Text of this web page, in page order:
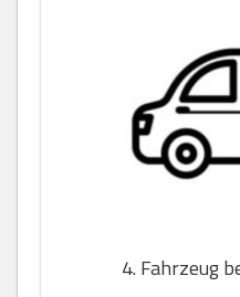
4. Fahrzeug